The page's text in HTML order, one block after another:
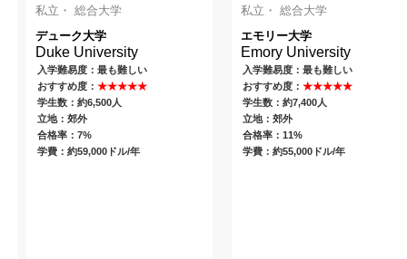
私立・ 総合大学
デューク大学
Duke University
入学難易度：最も難しい
おすすめ度：★★★★★
学生数：約6,500人
立地：郊外
合格率：7%
学費：約59,000ドル/年
私立・ 総合大学
エモリー大学
Emory University
入学難易度：最も難しい
おすすめ度： ★★★★★
学生数：約7,400人
立地：郊外
合格率：11%
学費：約55,000ドル/年